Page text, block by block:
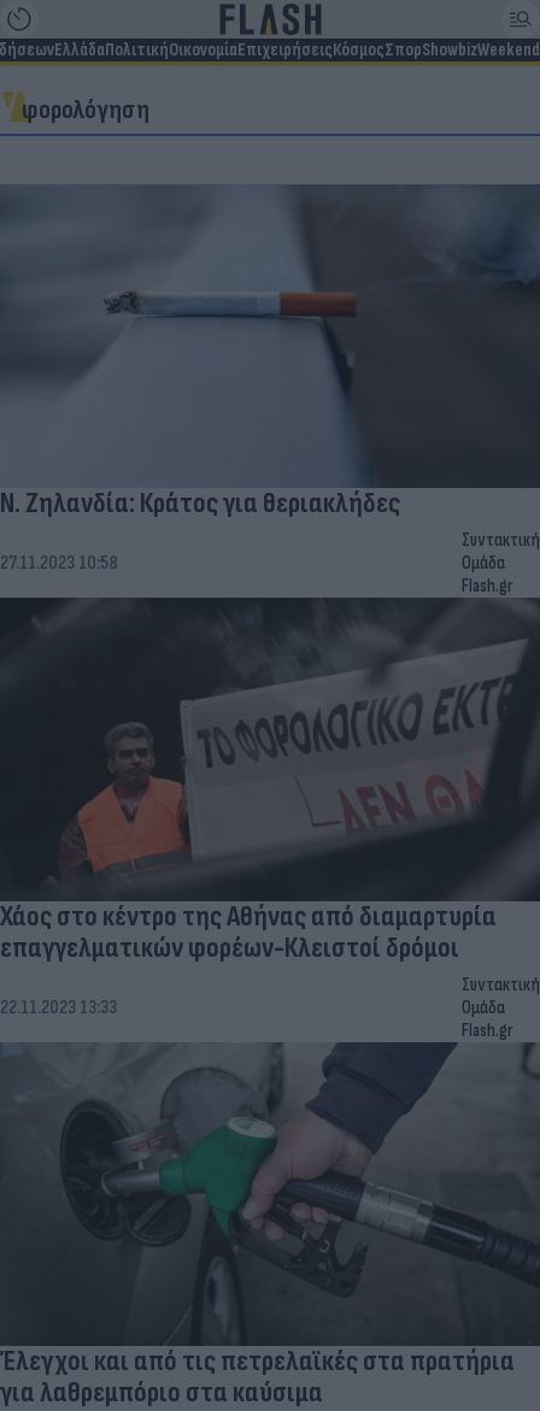
ΕλλάδαΠολιτικήΟικονομίαΕπιχειρήσειςΚόσμοςΣπορShowbizWeekend
φορολόγηση
Ν. Ζηλανδία: Κράτος για θεριακλήδες
27.11.2023 10:58
Συντακτική
Ομάδα
Flash.gr
Χάος στο κέντρο της Αθήνας από διαμαρτυρία
επαγγελματικών φορέων-Κλειστοί δρόμοι
22.11.2023 13:33
Συντακτική
Ομάδα
Flash.gr
Έλεγχοι και από τις πετρελαϊκές στα πρατήρια
για λαθρεμπόριο στα καύσιμα